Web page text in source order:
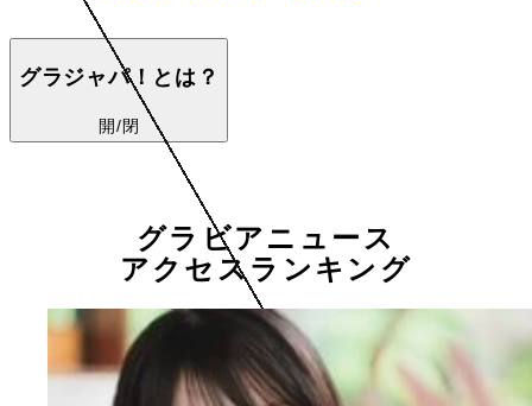
グラジャパ！とは？
開/閉
グラビアニュース
アクセスランキング